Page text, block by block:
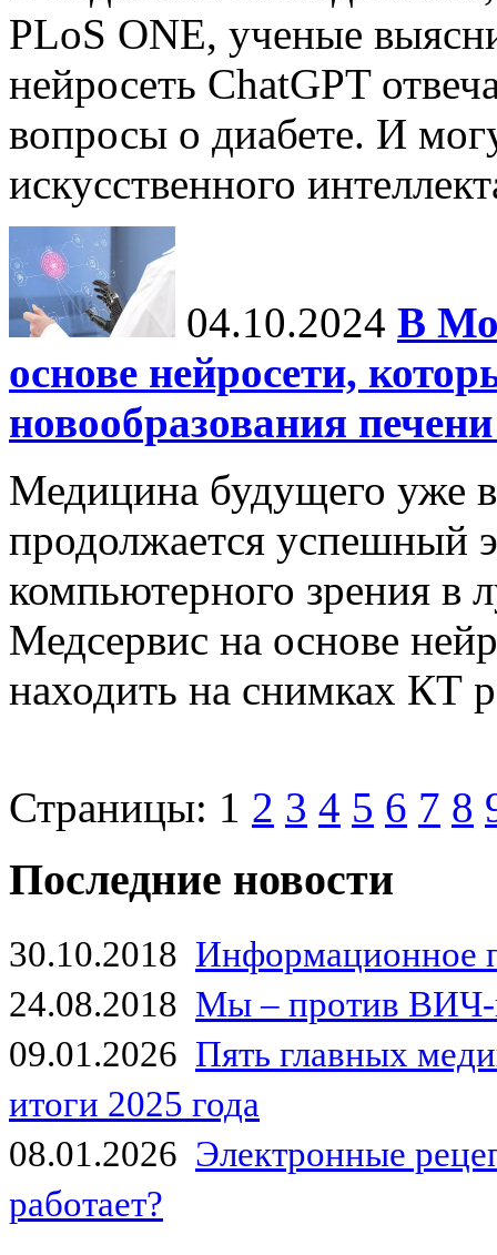
PLoS ONE, ученые
нейросеть ChatGPT
вопросы о диабете. И
искусственного
04.10.2024 В
основе нейросети,
новообразования
Медицина будущего уже
продолжается успешный
компьютерного зрения в
Медсервис на основе
находить на снимках КТ
Страницы: 1 2 3 4 5 6 7 8
Последние новости
30.10.2018 Информационное
24.08.2018 Мы – против
09.01.2026 Пять главных
итоги 2025 года
08.01.2026 Электронные
работает?